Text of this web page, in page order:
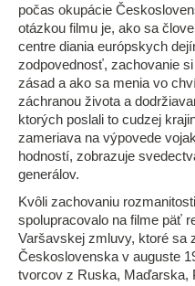
počas okupácie
otázkou filmu je, ako sa
centre diania európskych
zodpovednosť, zachovanie
zásad a ako sa menia vo
záchranou života a
ktorých poslali to cudzej
zameriava na výpovede
hodností, zobrazuje
generálov.
Kvôli zachovaniu
spolupracovalo na filme päť
Varšavskej zmluvy, ktoré sa
Československa v auguste
tvorcov z Ruska, Maďarska,